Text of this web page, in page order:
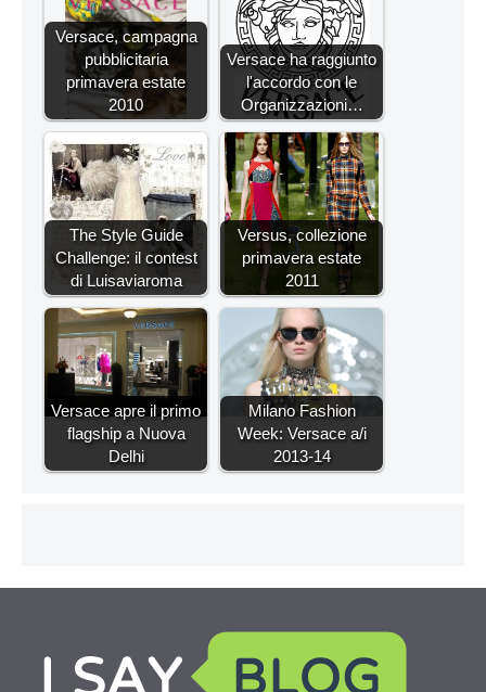
Versace, campagna
pubblicitaria
primavera estate
2010
Versace ha raggiunto
l'accordo con le
Organizzazioni…
The Style Guide
Challenge: il contest
di Luisaviaroma
Versus, collezione
primavera estate
2011
Versace apre il primo
flagship a Nuova
Delhi
Milano Fashion
Week: Versace a/i
2013-14